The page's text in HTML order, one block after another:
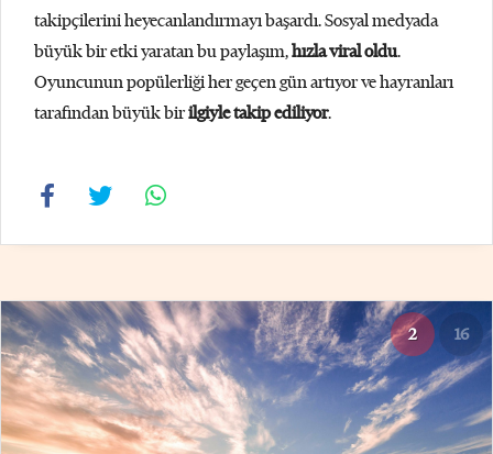
takipçilerini heyecanlandırmayı başardı. Sosyal medyada
büyük bir etki yaratan bu paylaşım,hızla viral oldu.
Oyuncunun popülerliği her geçen gün artıyor ve hayranları
tarafından büyük birilgiyle takip ediliyor.
2 16